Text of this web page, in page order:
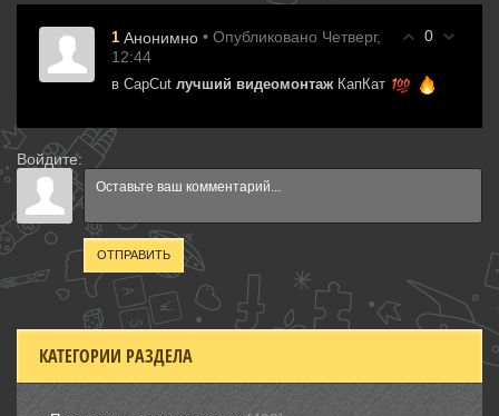
0
1 Анонимно • Опубликовано Четверг,
12:44
в CapCut лучший видеомонтаж КапКат
Войдите:
ОТПРАВИТЬ
КАТЕГОРИИ РАЗДЕЛА